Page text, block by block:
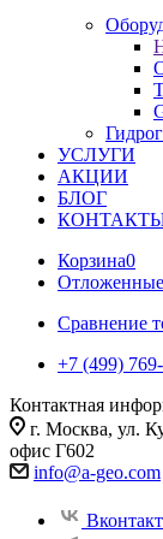
УСЛУГИ
АКЦИИ
БЛОГ
Корзина0
Отложенные
Сравнение
+7 (499)
Контактная
г. Москва, ул.
офис Г602
info@a-geo.com